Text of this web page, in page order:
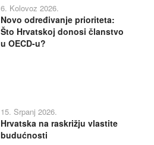
6. Kolovoz 2026.
Novo određivanje prioriteta:
Što Hrvatskoj donosi članstvo
u OECD-u?
15. Srpanj 2026.
Hrvatska na raskrižju vlastite
budućnosti